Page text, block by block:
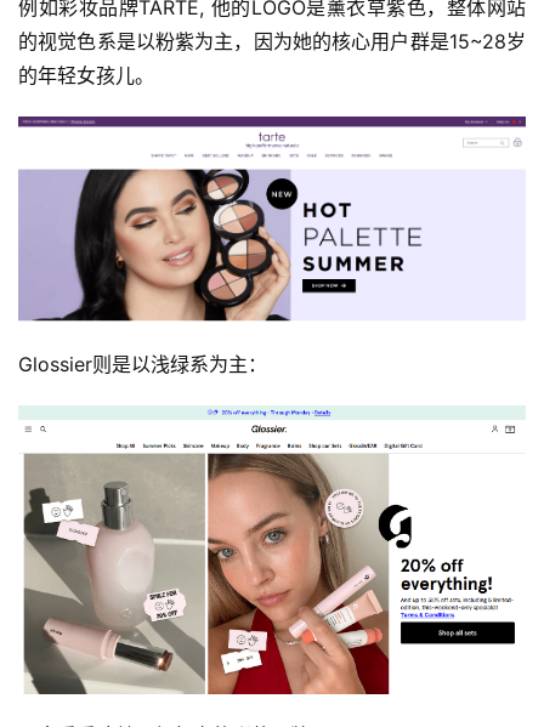
页
推
广
营
战
分
享
例如彩妆品牌TARTE, 他的LOGO是薰衣草紫色，整体网站
的视觉色系是以粉紫为主，因为她的核心用户群是15~28岁
的年轻女孩儿。
Glossier则是以浅绿系为主：